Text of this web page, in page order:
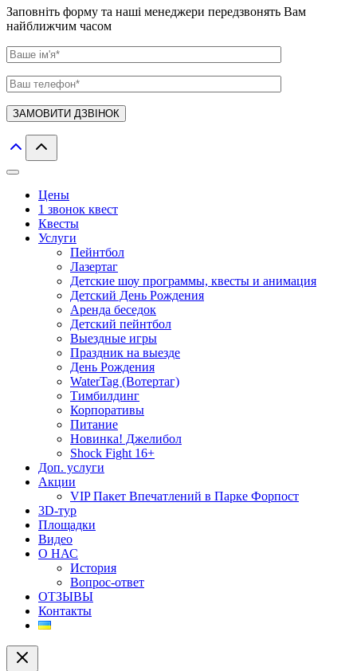
Заповніть форму та наші менеджери передзвонять Вам
найближчим часом
Цены
1 звонок квест
Квесты
Услуги
Пейнтбол
Лазертаг
Детские шоу программы, квесты и анимация
Детский День Рождения
Аренда беседок
Детский пейнтбол
Выездные игры
Праздник на выезде
День Рождения
WaterTag (Вотертаг)
Тимбилдинг
Корпоративы
Питание
Новинка! Джелибол
Shock Fight 16+
Доп. услуги
Акции
VIP Пакет Впечатлений в Парке Форпост
3D-тур
Площадки
Видео
О НАС
История
Вопрос-ответ
ОТЗЫВЫ
Контакты